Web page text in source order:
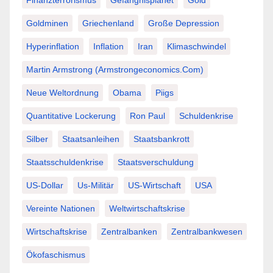
Goldminen Griechenland Große Depression
Hyperinflation Inflation Iran Klimaschwindel
Martin Armstrong (Armstrongeconomics.com)
Neue Weltordnung Obama Piigs
Quantitative Lockerung Ron Paul Schuldenkrise
Silber Staatsanleihen Staatsbankrott
Staatsschuldenkrise Staatsverschuldung
US-Dollar Us-Militär US-Wirtschaft USA
Vereinte Nationen Weltwirtschaftskrise
Wirtschaftskrise Zentralbanken Zentralbankwesen
Ökofaschismus